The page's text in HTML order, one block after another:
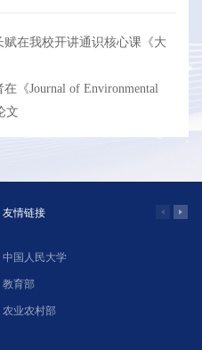
赋在我校开讲通识核心课《大
《Journal of Environmental
文
友情链接
中国人民大学
教育部
农业农村部